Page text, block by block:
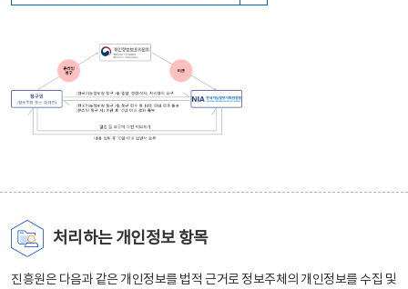
처리하는 개인정보 항목
진흥원은 다음과 같은 개인정보를 법적 근거로 정보주체의 개인정보를 수집 및